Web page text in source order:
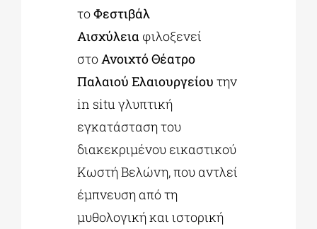
τοΦεστιβάλ
Αισχύλεια φιλοξενεί
στο Ανοιχτό Θέατρο
Παλαιού Ελαιουργείουτην
in situ γλυπτική
εγκατάσταση του
διακεκριμένου εικαστικού
Κωστή Βελώνη, που αντλεί
έμπνευση από τη
μυθολογική και ιστορική